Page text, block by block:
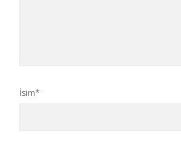
İsim*